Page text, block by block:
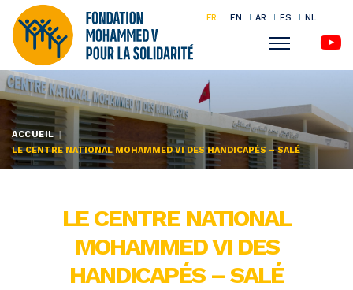
Aller
au
contenu
principal
FR EN AR ES NL
Menu
ACCUEIL
LE CENTRE NATIONAL MOHAMMED VI DES HANDICAPÉS – SALÉ
LE CENTRE NATIONAL
MOHAMMED VI DES
HANDICAPÉS – SALÉ